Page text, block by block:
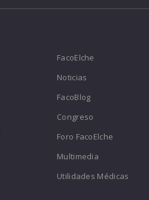
FacoElche
Noticias
FacoBlog
Congreso
Foro FacoElche
Multimedia
Utilidades Médicas